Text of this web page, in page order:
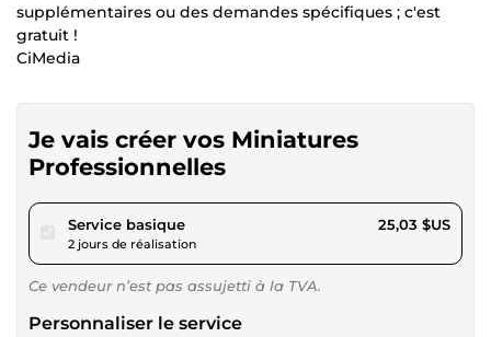
supplémentaires ou des demandes spécifiques ; c'est
gratuit !
CiMedia
Je vais créer vos Miniatures
Professionnelles
Service basiquepour 23,07 $US
2 jours de réalisation
25,03 $US
Ce vendeur n’est pas assujetti à la TVA.
Personnaliser le service